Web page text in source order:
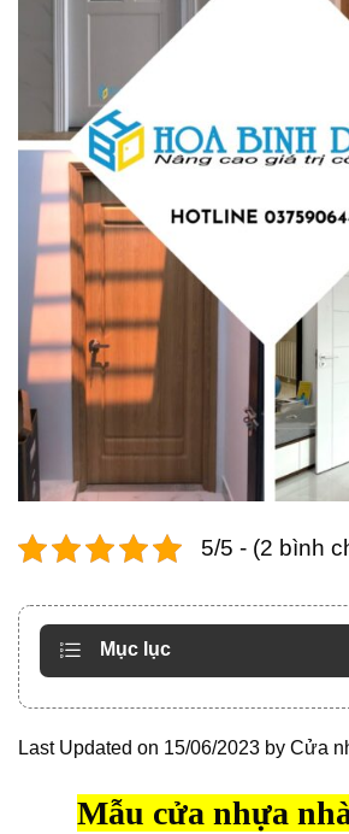
5/5 - (2 bình
Mục lục
Last Updated on 15/06/2023 by Cửa
Mẫu cửa nhựa